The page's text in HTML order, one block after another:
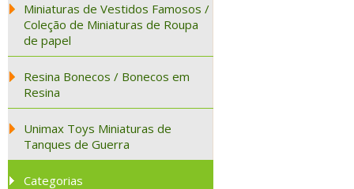
Miniaturas de Vestidos Famosos /
Coleção de Miniaturas de Roupa
de papel
Resina Bonecos / Bonecos em
Resina
Unimax Toys Miniaturas de
Tanques de Guerra
Categorias